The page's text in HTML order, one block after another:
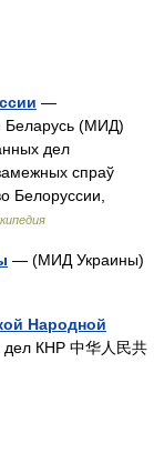
—
Беларусь (МИД)
дел
спраў
Белоруссии,
— (МИД Украины)
Народной
КНР 中华人民共